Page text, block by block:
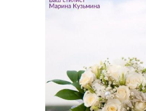
Прически на дом
Прическа и макияж с
выездом на дом